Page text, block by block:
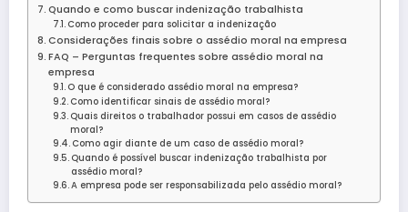
Quando e como buscar indenização trabalhista
Como proceder para solicitar a indenização
Considerações finais sobre o assédio moral na empresa
FAQ – Perguntas frequentes sobre assédio moral na
empresa
O que é considerado assédio moral na empresa?
Como identificar sinais de assédio moral?
Quais direitos o trabalhador possui em casos de assédio
moral?
Como agir diante de um caso de assédio moral?
Quando é possível buscar indenização trabalhista por
assédio moral?
A empresa pode ser responsabilizada pelo assédio moral?